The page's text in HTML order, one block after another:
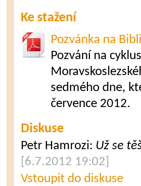
Ke stažení
Pozvánka na
Pozvání na
sedmého dne,
července 2012.
Diskuse
Petr Hamrozi: Už se
[6.7.2012 19:02]
Vstoupit do diskuse